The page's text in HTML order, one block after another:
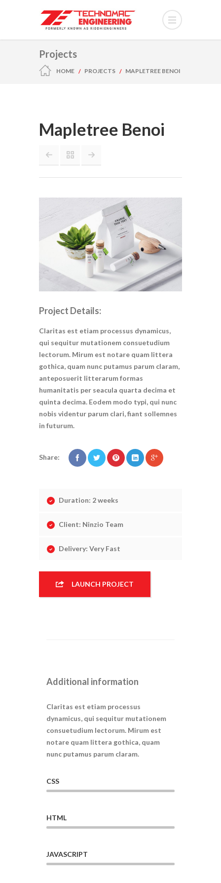
Projects
HOME PROJECTS MAPLETREE BENOI
Mapletree Benoi
Project Details:
Claritas est etiam processus dynamicus,
qui sequitur mutationem consuetudium
lectorum. Mirum est notare quam littera
gothica, quam nunc putamus parum claram,
anteposuerit litterarum formas
humanitatis per seacula quarta decima et
quinta decima. Eodem modo typi, qui nunc
nobis videntur parum clari, fiant sollemnes
in futurum.
Share:
Duration: 2 weeks
Client: Ninzio Team
Delivery: Very Fast
LAUNCH PROJECT
BENOI
Additional information
Claritas est etiam processus
dynamicus, qui sequitur mutationem
consuetudium lectorum. Mirum est
notare quam littera gothica, quam
nunc putamus parum claram.
CSS
HTML
JAVASCRIPT